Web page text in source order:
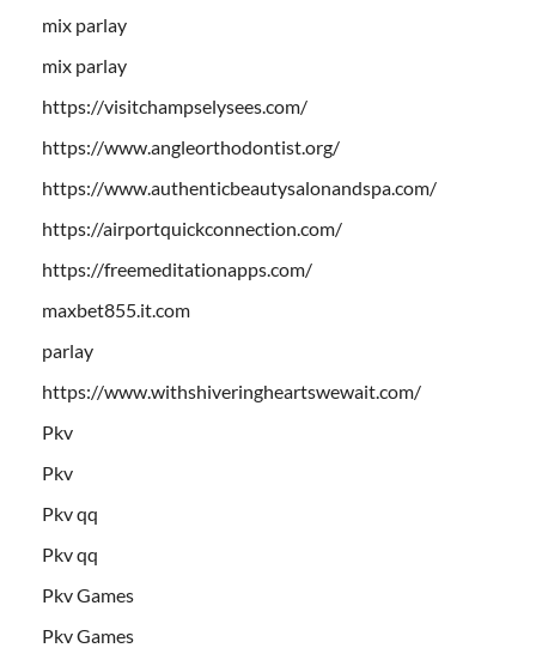
mix parlay
mix parlay
https://visitchampselysees.com/
https://www.angleorthodontist.org/
https://www.authenticbeautysalonandspa.com/
https://airportquickconnection.com/
https://freemeditationapps.com/
maxbet855.it.com
parlay
https://www.withshiveringheartswewait.com/
Pkv
Pkv
Pkv qq
Pkv qq
Pkv Games
Pkv Games